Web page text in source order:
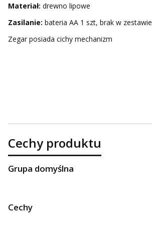
Materiał: drewno lipowe
Zasilanie: bateria AA 1 szt, brak w zestawie
Zegar posiada cichy mechanizm
Cechy produktu
Grupa domyślna
Cechy